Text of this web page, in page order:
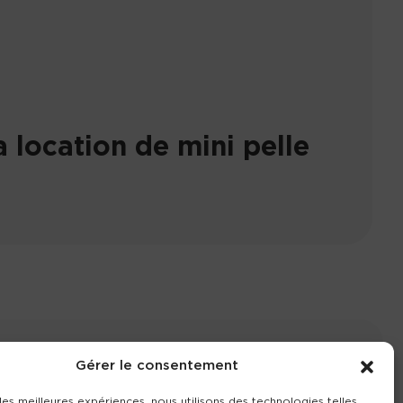
Gérer le consentement
location de mini pelle
Contact Nos agences